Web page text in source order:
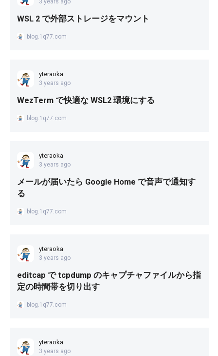
3 years ago
WSL 2 で外部ストレージをマウント
blog.1q77.com
yteraoka
3 years ago
WezTerm で快適な WSL2 環境にする
blog.1q77.com
yteraoka
3 years ago
メールが届いたら Google Home で音声で通知す
る
blog.1q77.com
yteraoka
3 years ago
editcap で tcpdump のキャプチャファイルから指
定の時間帯を切り出す
blog.1q77.com
yteraoka
3 years ago